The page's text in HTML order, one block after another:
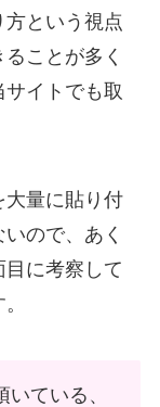
という視点
ことが多く
イトでも取
大量に貼り付
ので、 あく
に考察して
ている、